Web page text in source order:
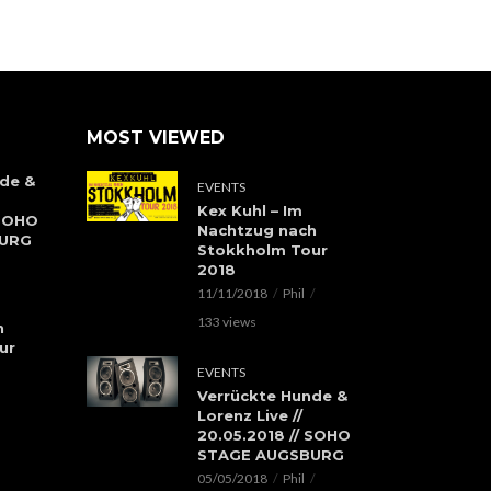
&
MOST VIEWED
EVENTS
Kex Kuhl – Im
Nachtzug nach
Stokkholm Tour
2018
11/11/2018
Phil
133 views
EVENTS
Verrückte Hunde &
Lorenz Live //
20.05.2018 // SOHO
STAGE AUGSBURG
05/05/2018 Phil